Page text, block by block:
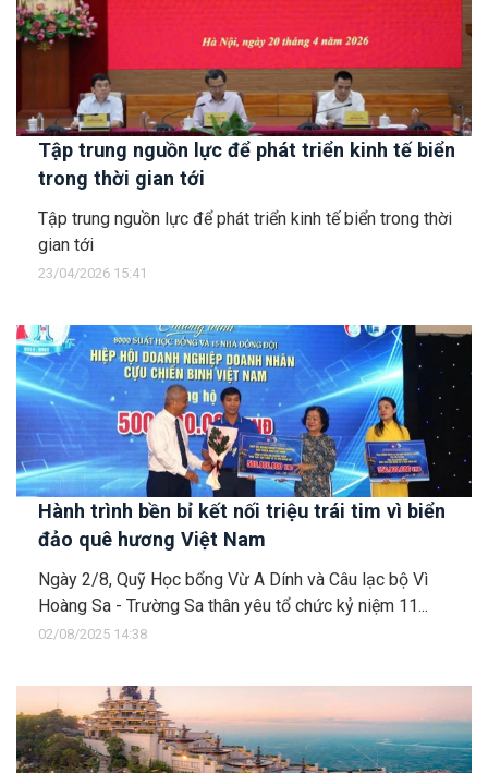
Tập trung nguồn lực để phát triển kinh tế biển
trong thời gian tới
Tập trung nguồn lực để phát triển kinh tế biển trong thời
gian tới
23/04/2026 15:41
Hành trình bền bỉ kết nối triệu trái tim vì biển
đảo quê hương Việt Nam
Ngày 2/8, Quỹ Học bổng Vừ A Dính và Câu lạc bộ Vì
Hoàng Sa - Trường Sa thân yêu tổ chức kỷ niệm 11...
02/08/2025 14:38